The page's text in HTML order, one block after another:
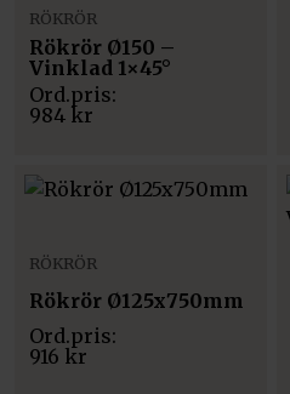
RÖKRÖR
Rökrör Ø150 –
Vinklad 1×45°
984 kr
RÖKRÖR
Rökrör Ø125x750mm
916 kr